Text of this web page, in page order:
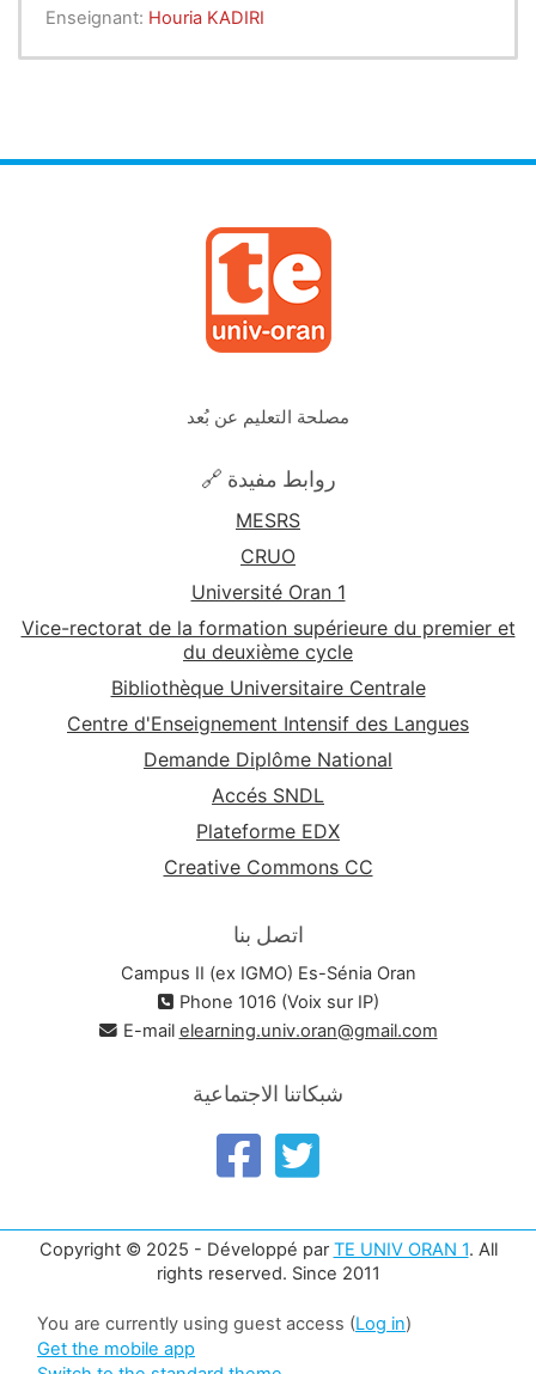
Enseignant: Houria KADIRI
مصلحة التعليم عن بُعد
🔗 روابط مفيدة
MESRS
CRUO
Université Oran 1
Vice-rectorat de la formation supérieure du premier et
du deuxième cycle
Bibliothèque Universitaire Centrale
Centre d'Enseignement Intensif des Langues
Demande Diplôme National
Accés SNDL
Plateforme EDX
Creative Commons CC
اتصل بنا
Campus II (ex IGMO) Es-Sénia Oran
Phone 1016 (Voix sur IP)
E-mail elearning.univ.oran@gmail.com
شبكاتنا الاجتماعية
Copyright © 2025 - Développé par TE UNIV ORAN 1. All
rights reserved. Since 2011
You are currently using guest access (Log in)
Get the mobile app